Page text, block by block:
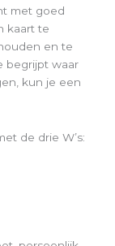
met goed
kaart te
en te
begrijpt waar
kun je een
de drie W’s: